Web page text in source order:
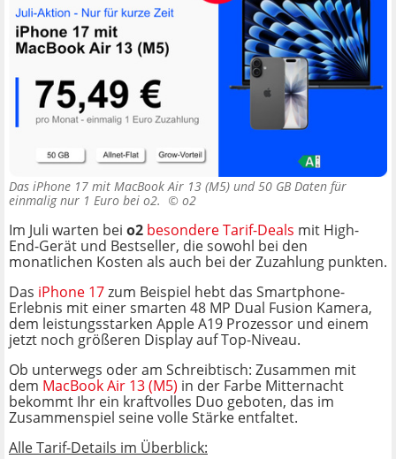
Das iPhone 17 mit MacBook Air 13 (M5) und 50 GB Daten für
einmalig nur 1 Euro bei o2. © o2
Im Juli warten bei o2 besondere Tarif-Deals mit High-
End-Gerät und Bestseller, die sowohl bei den
monatlichen Kosten als auch bei der Zuzahlung punkten.
Das iPhone 17zum Beispiel hebt das Smartphone-
Erlebnis mit einer smarten 48 MP Dual Fusion Kamera,
dem leistungsstarken Apple A19 Prozessor und einem
jetzt noch größeren Display auf Top-Niveau.
Ob unterwegs oder am Schreibtisch: Zusammen mit
dem MacBook Air 13 (M5) in der Farbe Mitternacht
bekommt Ihr ein kraftvolles Duo geboten, das im
Zusammenspiel seine volle Stärke entfaltet.
Alle Tarif-Details im Überblick: